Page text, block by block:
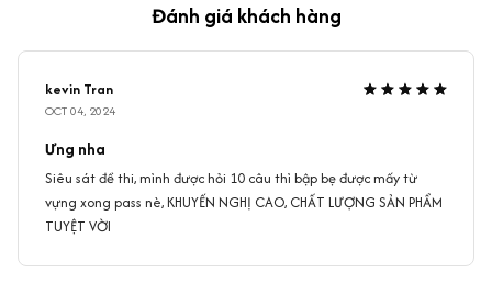
Đánh giá khách hàng
kevin Tran
OCT 04, 2024
Ưng nha
Siêu sát đề thi, mình được hỏi 10 câu thì bập bẹ được mấy từ
vựng xong pass nè, KHUYẾN NGHỊ CAO, CHẤT LƯỢNG SẢN PHẨM
TUYỆT VỜI